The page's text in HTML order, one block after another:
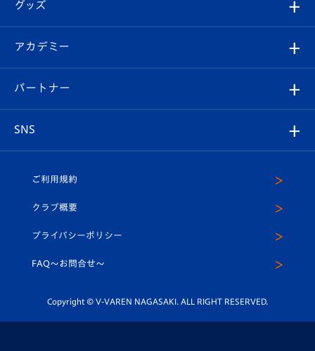
チケット
イベント
メディア
ホームタウン
スタッフプロフィール
マスコット紹介
平和祈念活動
ホームタウン活動
Revive Team
ヴィヴィくんの長崎おもてなしガイド
フォトギャラリー
スタジアムグルメ
V-LOVERS（ファンクラブ）
プレイヤーズスイート
グッズ
オンラインショップ
店舗情報
アカデミー
育成からのお知らせ
U-18
スクール
パートナー
SNS
ヴィヴィくんインスタグラム
公式LINE＠
ご利用規約
クラブ概要
プライバシーポリシー
FAQ〜お問合せ〜
Copyright © V-VAREN NAGASAKI. ALL RIGHT RESERVED.